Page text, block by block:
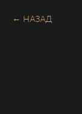
НАЗАД